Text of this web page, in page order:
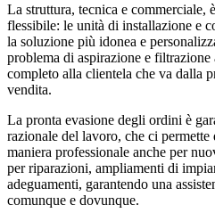
La struttura, tecnica e commerciale,
flessibile: le unità di installazione e
la soluzione più idonea e
problema di aspirazione e
completo alla clientela che va dalla
vendita.
La pronta evasione degli ordini è
razionale del lavoro, che ci
maniera professionale anche per
per riparazioni, ampliamenti di
adeguamenti, garantendo una
comunque e dovunque.